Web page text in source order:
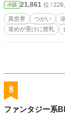
小説 21,861 位 /
異世界 つがい
攻めが受けに授乳
8
ファンタジー系